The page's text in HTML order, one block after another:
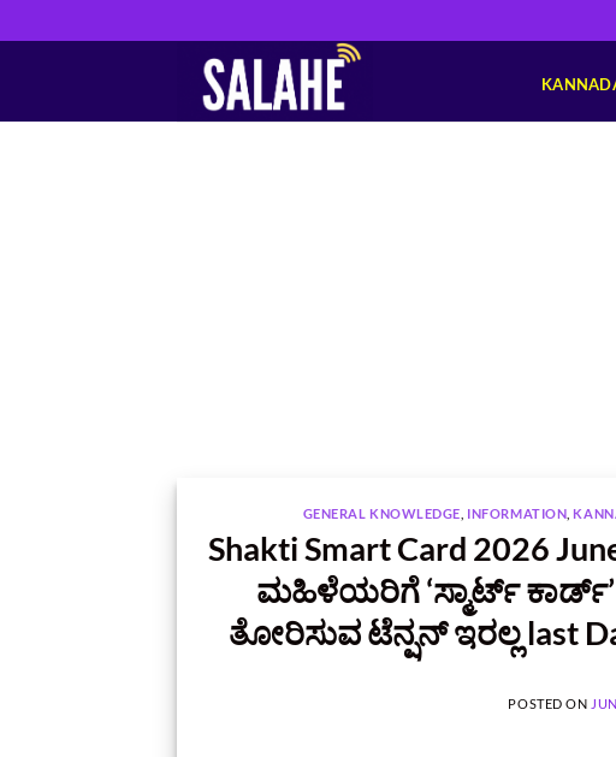
to
GENERAL KNOWLEDGE INFORMATION ,
Shakti Smart Card 2026
ಮಹಿಳೆಯರಿಗೆ ‘ಸ್ಮಾರ್ಟ್
ತೋರಿಸುವ ಟೆನ್ಷನ್ ಇರಲ್ಲ last
POSTED ON